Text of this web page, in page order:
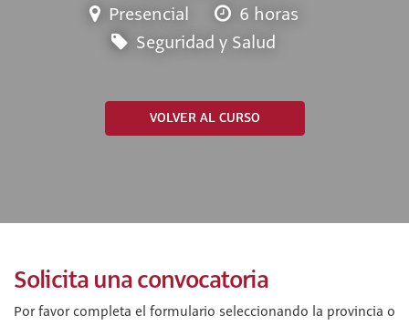
Presencial
6 horas
Seguridad y Salud
VOLVER AL CURSO
Solicita una convocatoria
Por favor completa el formulario seleccionando la provincia o